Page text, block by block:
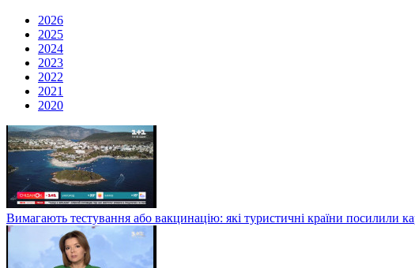
2026
2025
2024
2023
2022
2021
2020
Вимагають тестування або вакцинацію: які туристичні країни посилили